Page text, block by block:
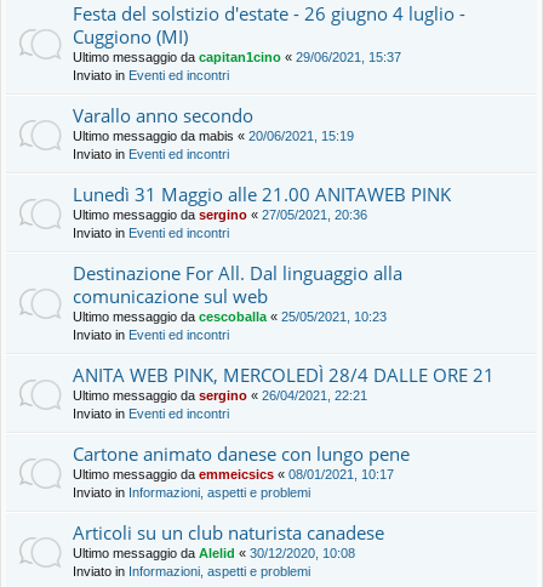
Festa del solstizio d'estate - 26 giugno 4 luglio -
Cuggiono (MI)
Ultimo messaggio da capitan1cino « 29/06/2021, 15:37
Inviato in Eventi ed incontri
Varallo anno secondo
Ultimo messaggio da mabis « 20/06/2021, 15:19
Inviato in Eventi ed incontri
Lunedì 31 Maggio alle 21.00 ANITAWEB PINK
Ultimo messaggio da sergino « 27/05/2021, 20:36
Inviato in Eventi ed incontri
Destinazione For All. Dal linguaggio alla
comunicazione sul web
Ultimo messaggio da cescoballa « 25/05/2021, 10:23
Inviato in Eventi ed incontri
ANITA WEB PINK, MERCOLEDÌ 28/4 DALLE ORE 21
Ultimo messaggio da sergino « 26/04/2021, 22:21
Inviato in Eventi ed incontri
Cartone animato danese con lungo pene
Ultimo messaggio da emmeicsics « 08/01/2021, 10:17
Inviato in Informazioni, aspetti e problemi
Articoli su un club naturista canadese
Ultimo messaggio da Alelid « 30/12/2020, 10:08
Inviato in Informazioni, aspetti e problemi